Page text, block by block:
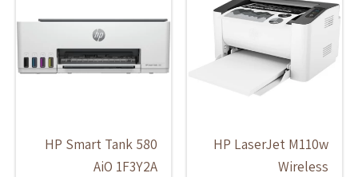
HP LaserJet M110w
Wireless
HP Smart Tank 580
AiO 1F3Y2A